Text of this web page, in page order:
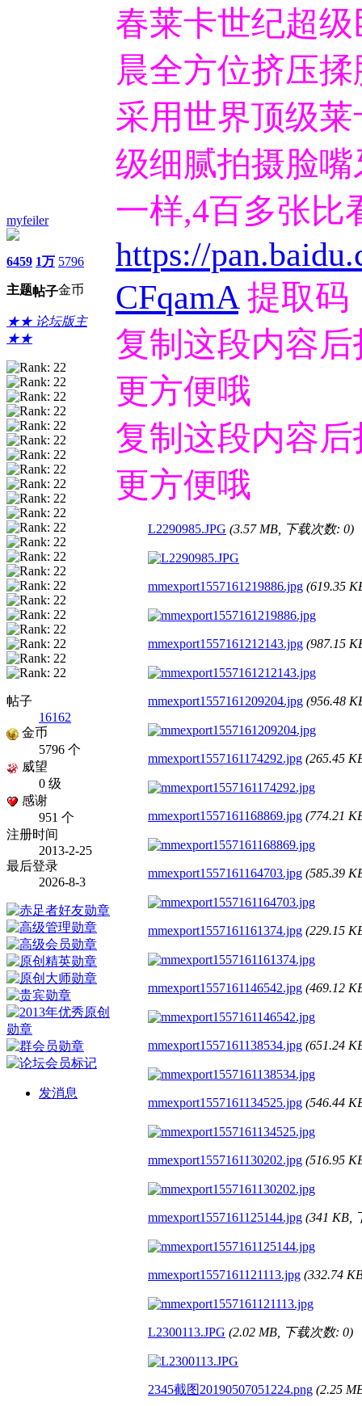
myfeiler
6459
主题
1万
帖子
5796
金币
★★ 论坛版主
★★
帖子
16162
金币
5796 个
威望
0 级
感谢
951 个
注册时间
2013-2-25
最后登录
2026-8-3
发消息
春莱卡世纪超
晨全方位挤压
采用世界顶级
级细腻拍摄脸
一样,4百多张比
https://
CFqamA 提取码
复制这段内容
更方便哦
复制这段内容
更方便哦
L2290985.JPG (3.57 MB, 下载次数: 0)
mmexport1557161219886.jpg (619.35
mmexport1557161212143.jpg (987.15
mmexport1557161209204.jpg (956.48
mmexport1557161174292.jpg (265.45
mmexport1557161168869.jpg (774.21
mmexport1557161164703.jpg (585.39
mmexport1557161161374.jpg (229.15
mmexport1557161146542.jpg (469.12
mmexport1557161138534.jpg (651.24
mmexport1557161134525.jpg (546.44
mmexport1557161130202.jpg (516.95
mmexport1557161125144.jpg (341 KB,
mmexport1557161121113.jpg (332.74
L2300113.JPG (2.02 MB, 下载次数: 0)
2345截图20190507051224.png (2.25